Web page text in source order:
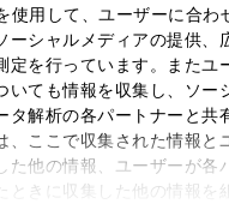
使用して、ユーザーに合わ
ーシャルメディアの提供、
定を行っています。またユ
いても情報を収集し、ソー
タ解析の各パートナーと共
、ここで収集された情報と
た他の情報、ユーザーが各
ときに収集した他の情報を
設情報・サービス